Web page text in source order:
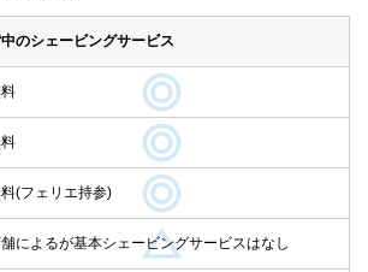
のシェービングサービス
(フェリエ持参)
によるが基本シェービングサービスはなし